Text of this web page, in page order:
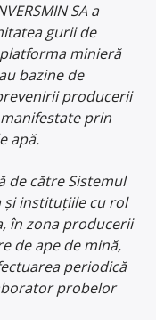
SA a
gurii de
minieră
bazine de
producerii
prin
apă.
de către Sistemul
și instituțiile cu rol
în zona producerii
de ape de mină,
periodică
probelor